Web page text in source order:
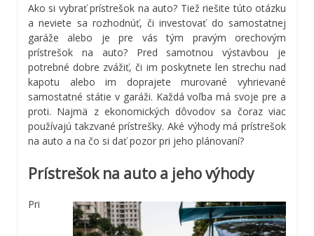
Ako si vybrať prístrešok na auto? Tiež riešite túto otázku
a neviete sa rozhodnúť, či investovať do samostatnej
garáže alebo je pre vás tým pravým orechovým
prístrešok na auto? Pred samotnou výstavbou je
potrebné dobre zvážiť, či im poskytnete len strechu nad
kapotu alebo im doprajete murované vyhrievané
samostatné státie v garáži. Každá voľba má svoje pre a
proti. Najmä z ekonomických dôvodov sa čoraz viac
používajú takzvané prístrešky. Aké výhody má prístrešok
na auto a na čo si dať pozor pri jeho plánovaní?
Prístrešok na auto a jeho výhody
Pri